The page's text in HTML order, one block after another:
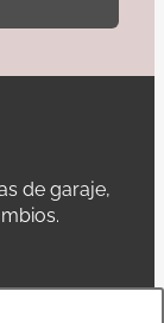
de garaje,